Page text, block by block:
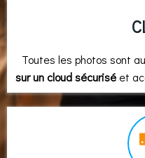
Toutes les photos sont
sur un cloud sécurisé et